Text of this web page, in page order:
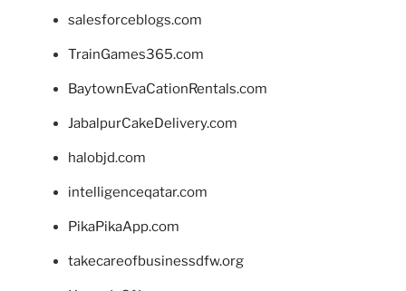
salesforceblogs.com
TrainGames365.com
BaytownEvaCationRentals.com
JabalpurCakeDelivery.com
halobjd.com
intelligenceqatar.com
PikaPikaApp.com
takecareofbusinessdfw.org